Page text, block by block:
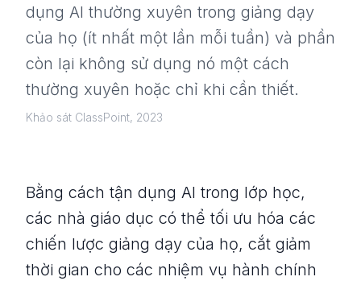
dụng AI thường xuyên trong giảng dạy
của họ (ít nhất một lần mỗi tuần) và phần
còn lại không sử dụng nó một cách
thường xuyên hoặc chỉ khi cần thiết.
Khảo sát ClassPoint, 2023
Bằng cách tận dụng AI trong lớp học,
các nhà giáo dục có thể tối ưu hóa các
chiến lược giảng dạy của họ, cắt giảm
thời gian cho các nhiệm vụ hành chính